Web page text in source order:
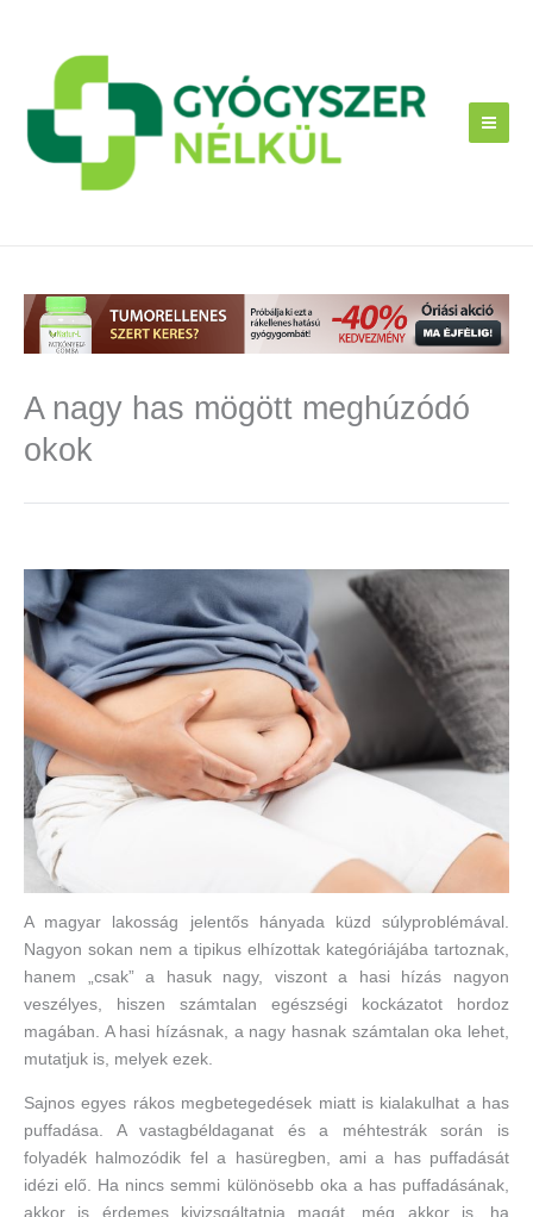
A nagy has mögött meghúzódó
okok
A magyar lakosság jelentős hányada küzd súlyproblémával.
Nagyon sokan nem a tipikus elhízottak kategóriájába tartoznak,
hanem „csak” a hasuk nagy, viszont a hasi hízás nagyon
veszélyes, hiszen számtalan egészségi kockázatot hordoz
magában. A hasi hízásnak, a nagy hasnak számtalan oka lehet,
mutatjuk is, melyek ezek.
Sajnos egyes rákos megbetegedések miatt is kialakulhat a has
puffadása. A vastagbéldaganat és a méhtestrák során is
folyadék halmozódik fel a hasüregben, ami a has puffadását
idézi elő. Ha nincs semmi különösebb oka a has puffadásának,
akkor is érdemes kivizsgáltatnia magát, még akkor is, ha